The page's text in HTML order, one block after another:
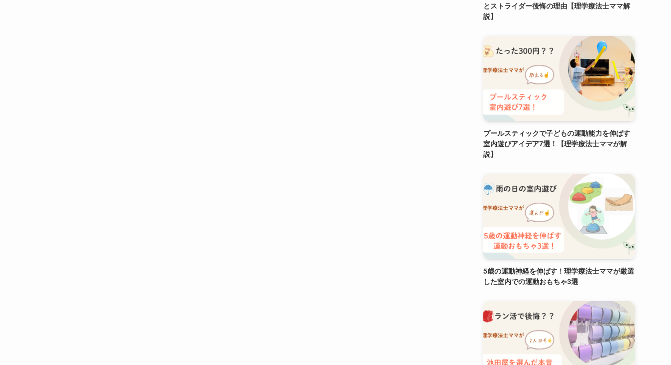
とストライダー後悔の理由【理学療法士ママ解
説】
プールスティックで子どもの運動能力を伸ばす
室内遊びアイデア7選！【理学療法士ママが解
説】
5歳の運動神経を伸ばす！理学療法士ママが厳選
した室内での運動おもちゃ3選